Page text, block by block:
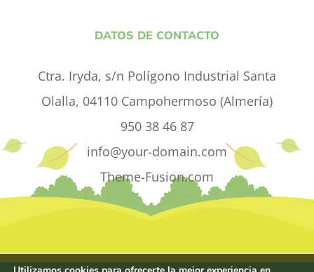
DATOS DE CONTACTO
Ctra. Iryda, s/n Polígono Industrial Santa
Olalla, 04110 Campohermoso (Almería)
950 38 46 87
info@your-domain.com
Theme-Fusion.com